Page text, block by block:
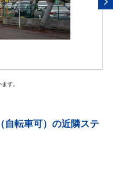
す。
自転車可）の近隣ステ